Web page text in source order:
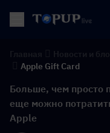
Apple Gift Card
Больше, чем просто
еще можно
Apple